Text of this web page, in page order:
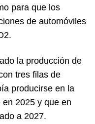
para que los
de automóviles
la producción de
tres filas de
producirse en la
2025 y que en
a 2027.